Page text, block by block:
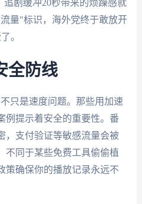
追剧缓冲20秒带来的烦躁感就
量"标识，海外党终于敢放开
。
全防线
只是速度问题。那些用加速
例提示着安全的重要性。番
，支付验证等敏感流量会被
不同于某些免费工具偷偷植
策确保你的播放记录永远不